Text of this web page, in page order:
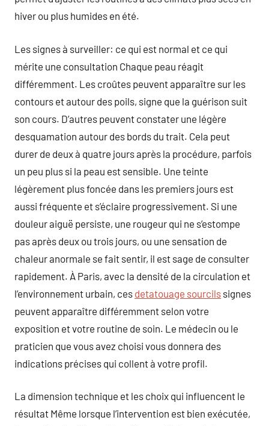
hiver ou plus humides en été.
Les signes à surveiller: ce qui est normal et ce qui
mérite une consultation Chaque peau réagit
différemment. Les croûtes peuvent apparaître sur les
contours et autour des poils, signe que la guérison suit
son cours. D’autres peuvent constater une légère
desquamation autour des bords du trait. Cela peut
durer de deux à quatre jours après la procédure, parfois
un peu plus si la peau est sensible. Une teinte
légèrement plus foncée dans les premiers jours est
aussi fréquente et s’éclaire progressivement. Si une
douleur aiguë persiste, une rougeur qui ne s’estompe
pas après deux ou trois jours, ou une sensation de
chaleur anormale se fait sentir, il est sage de consulter
rapidement. À Paris, avec la densité de la circulation et
l’environnement urbain, ces detatouage sourcils signes
peuvent apparaître différemment selon votre
exposition et votre routine de soin. Le médecin ou le
praticien que vous avez choisi vous donnera des
indications précises qui collent à votre profil.
La dimension technique et les choix qui influencent le
résultat Même lorsque l’intervention est bien exécutée,